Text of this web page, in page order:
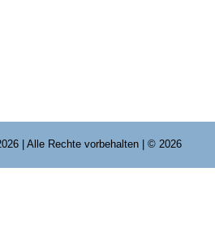
| Alle Rechte vorbehalten | © 2026